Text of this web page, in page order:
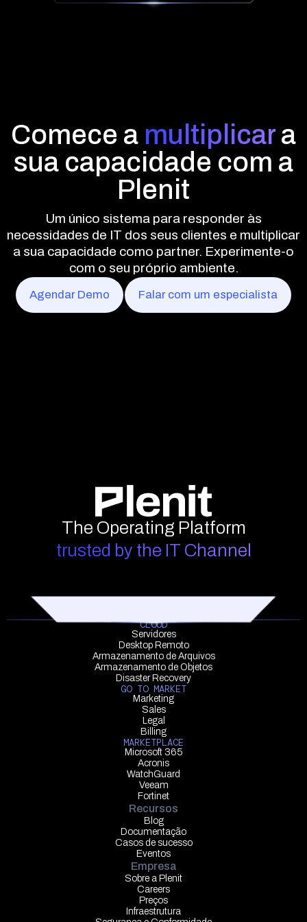
Comece a multiplicar a
sua capacidade com a
Plenit
Um único sistema para responder às
necessidades de IT dos seus clientes e multiplicar
a sua capacidade como partner. Experimente-o
com o seu próprio ambiente.
Agendar Demo Falar com um especialista
The Operating Platform
trusted by the IT Channel
CLOUD
Servidores
Desktop Remoto
Armazenamento de Arquivos
Armazenamento de Objetos
Disaster Recovery
GO TO MARKET
Marketing
Sales
Legal
Billing
MARKETPLACE
Microsoft 365
Acronis
WatchGuard
Veeam
Fortinet
Recursos
Blog
Documentação
Casos de sucesso
Eventos
Empresa
Sobre a Plenit
Careers
Preços
Infraestrutura